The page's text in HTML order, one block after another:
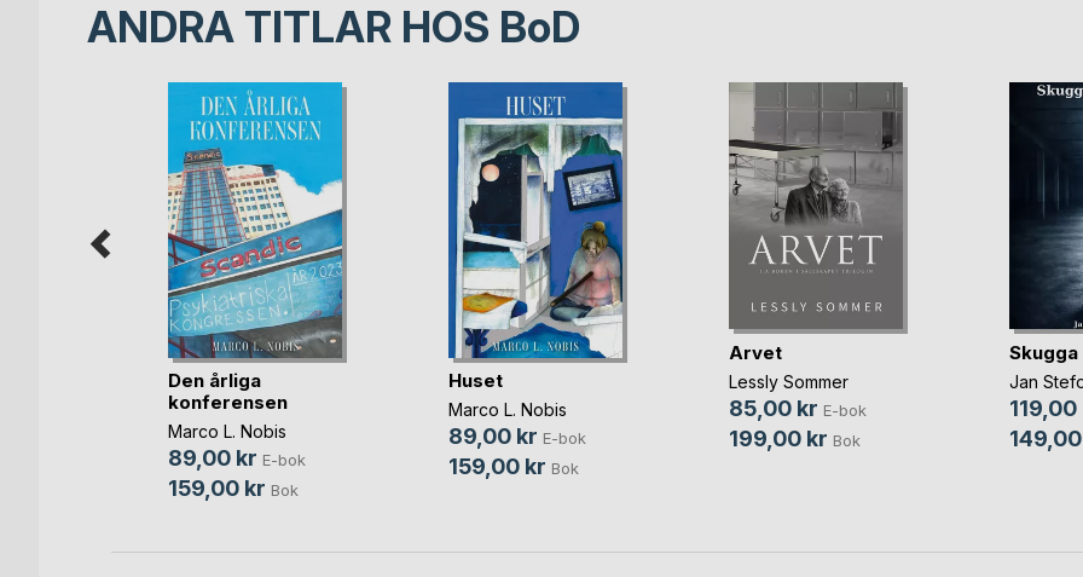
ANDRA TITLAR HOS BoD
Den årliga
konferensen
Marco L. Nobis
89,00 kr E-bok
159,00 kr Bok
Huset
Marco L. Nobis
89,00 kr E-bok
159,00 kr Bok
Arvet
Lessly Sommer
85,00 kr E-bok
199,00 kr Bok
Jan
119,00